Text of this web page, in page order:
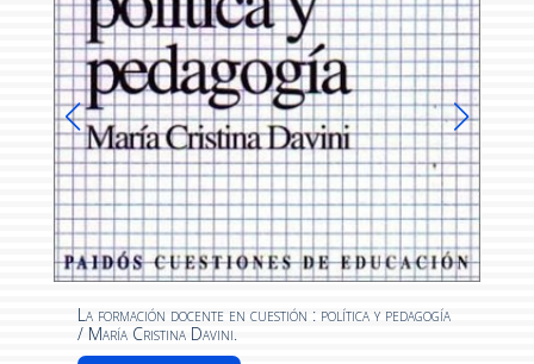
La formación docente en cuestión : política y pedagogía
/ María Cristina Davini.